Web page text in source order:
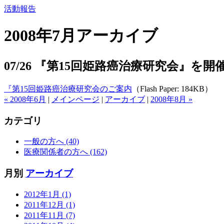
活動報告
2008年7月アーカイブ
07/26 『第15回姫路癌治療研究会』を開
『第15回姫路癌治療研究会のご案内 （Flash Paper: 184KB）
« 2008年6月 | メインページ | アーカイブ | 2008年8月 »
カテゴリ
一般の方へ (40)
医療関係者の方へ (162)
月別 アーカイブ
2012年1月 (1)
2011年12月 (1)
2011年11月 (7)